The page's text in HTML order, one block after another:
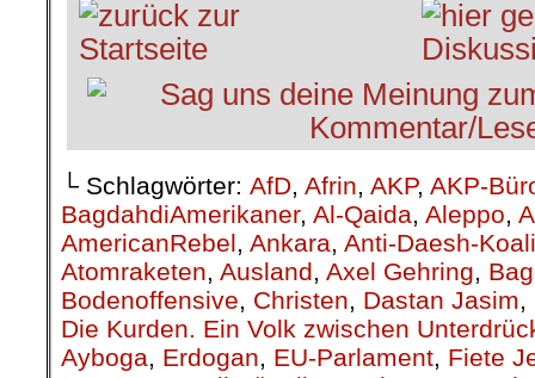
└ Schlagwörter: AfD, Afrin, AKP, AKP-
BagdahdiAmerikaner, Al-Qaida, Aleppo,
AmericanRebel, Ankara, Anti-Daesh-
Atomraketen, Ausland, Axel Gehring,
Bodenoffensive, Christen, Dastan Jasim,
Die Kurden. Ein Volk zwischen
Ayboga, Erdogan, EU-Parlament, Fiete